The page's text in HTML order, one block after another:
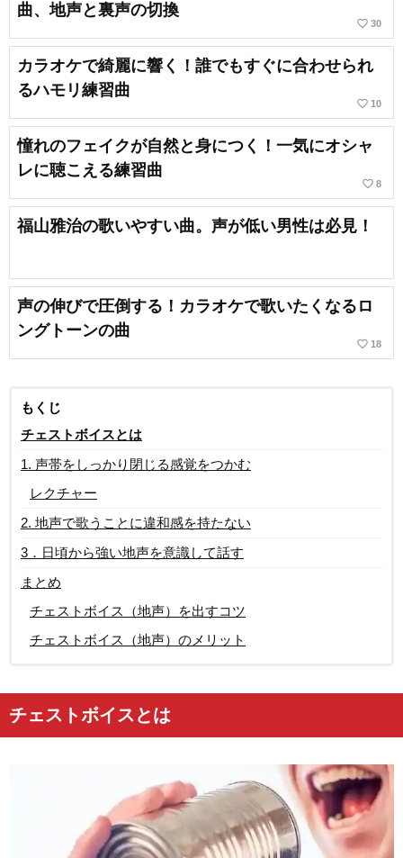
曲、地声と裏声の切換
favorite_border 30
カラオケで綺麗に響く！誰でもすぐに合わせられ
るハモリ練習曲
favorite_border 10
憧れのフェイクが自然と身につく！一気にオシャ
レに聴こえる練習曲
favorite_border 8
福山雅治の歌いやすい曲。声が低い男性は必見！
声の伸びで圧倒する！カラオケで歌いたくなるロ
ングトーンの曲
favorite_border 18
もくじ
チェストボイスとは
1. 声帯をしっかり閉じる感覚をつかむ
レクチャー
2. 地声で歌うことに違和感を持たない
3．日頃から強い地声を意識して話す
まとめ
チェストボイス（地声）を出すコツ
チェストボイス（地声）のメリット
チェストボイスとは